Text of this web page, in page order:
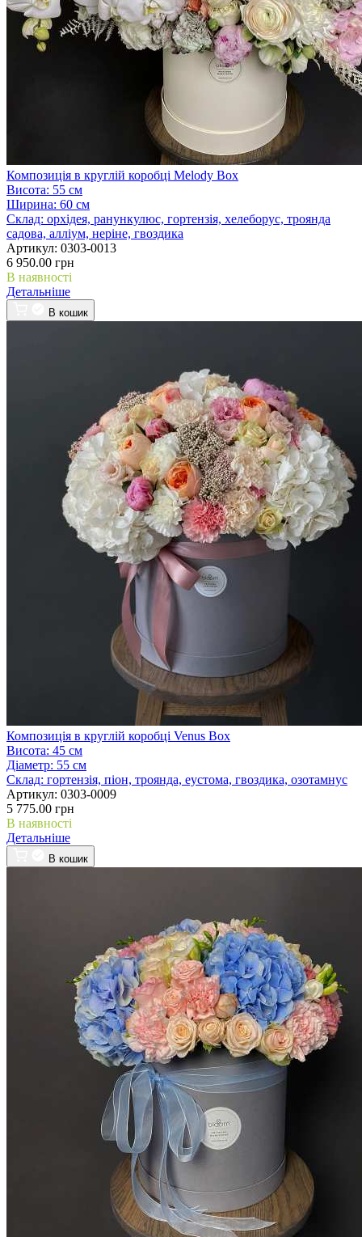
Композиція в круглій коробці Melody Box
Висота: 55 см
Ширина: 60 см
Склад: орхідея, ранункулюс, гортензія, хелеборус, троянда
садова, алліум, неріне, гвоздика
Артикул: 0303-0013
6 950.00 грн
В наявності
Детальніше
В кошик
Композиція в круглій коробці Venus Box
Висота: 45 см
Діаметр: 55 см
Склад: гортензія, піон, троянда, еустома, гвоздика, озотамнус
Артикул: 0303-0009
5 775.00 грн
В наявності
Детальніше
В кошик